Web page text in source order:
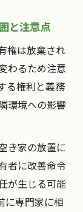
対策ポイ
防策を知ろ
なことと
法と流れ
を回避す
と注意点
権は放棄され
わるため注意
る権利と義務
環境への影響
き家の放置に
者に改善命令
が生じる可能
に専門家に相